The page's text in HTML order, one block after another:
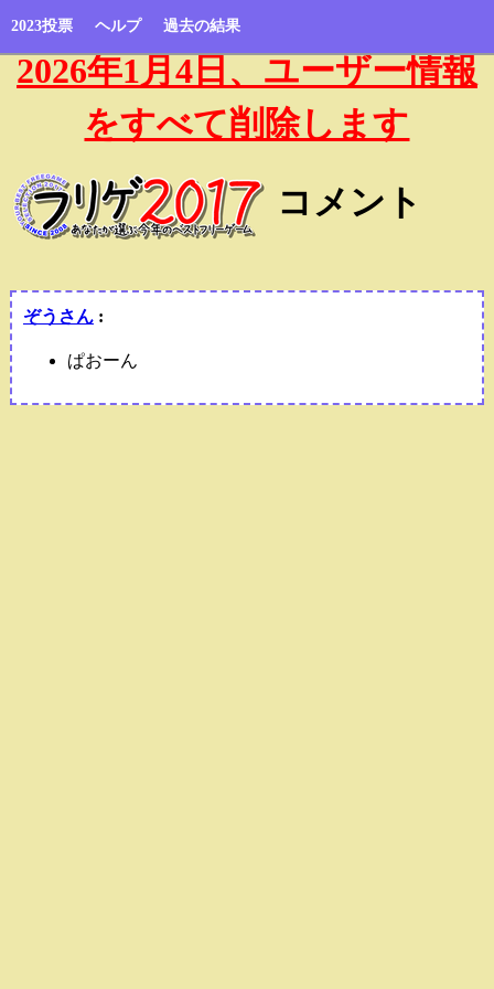
2023投票 ヘルプ 過去の結果
2026年1月4日、ユーザー情報
をすべて削除します
コメント
ぞうさん:
ぱおーん